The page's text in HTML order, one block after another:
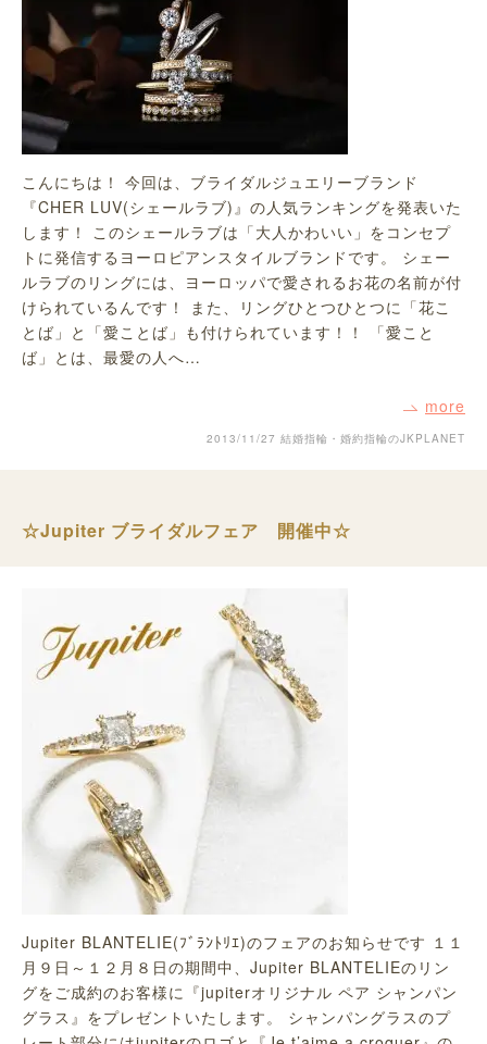
こんにちは！ 今回は、ブライダルジュエリーブランド
『CHER LUV(シェールラブ)』の人気ランキングを発表いた
します！ このシェールラブは「大人かわいい」をコンセプ
トに発信するヨーロピアンスタイルブランドです。 シェー
ルラブのリングには、ヨーロッパで愛されるお花の名前が付
けられているんです！ また、リングひとつひとつに「花こ
とば」と「愛ことば」も付けられています！！ 「愛こと
ば」とは、最愛の人へ…
more
2013/11/27 結婚指輪・婚約指輪のJKPLANET
☆Jupiter ブライダルフェア 開催中☆
Jupiter BLANTELIE(ﾌﾞﾗﾝﾄﾘｴ)のフェアのお知らせです １１
月９日～１２月８日の期間中、Jupiter BLANTELIEのリン
グをご成約のお客様に『jupiterオリジナル ペア シャンパン
グラス』をプレゼントいたします。 シャンパングラスのプ